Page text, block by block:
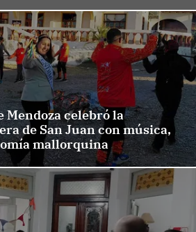
Mendoza celebró la
de San Juan con música,
mallorquina